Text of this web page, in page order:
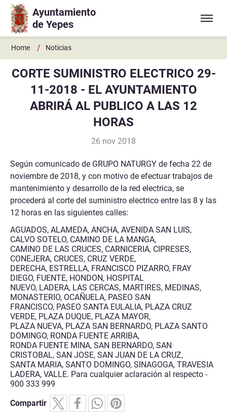
Ir a contenido principal
Ayuntamiento
de Yepes
Home / Noticias
CORTE SUMINISTRO ELECTRICO 29-
11-2018 - EL AYUNTAMIENTO
ABRIRÁ AL PUBLICO A LAS 12
HORAS
26 nov 2018
Según comunicado de GRUPO NATURGY de fecha 22 de
noviembre de 2018, y con motivo de efectuar trabajos de
mantenimiento y desarrollo de la red electrica, se
procederá al corte del suministro electrico entre las 8 y las
12 horas en las siguientes calles:
AGUADOS, ALAMEDA, ANCHA, AVENIDA SAN LUIS,
CALVO SOTELO, CAMINO DE LA MANGA,
CAMINO DE LAS CRUCES, CARNICERIA, CIPRESES,
CONEJERA, CRUCES, CRUZ VERDE,
DERECHA, ESTRELLA, FRANCISCO PIZARRO, FRAY
DIEGO, FUENTE, HONDON, HOSPITAL
NUEVO, LADERA, LAS CERCAS, MARTIRES, MEDINAS,
MONASTERIO, OCAÑUELA, PASEO SAN
FRANCISCO, PASEO SANTA EULALIA, PLAZA CRUZ
VERDE, PLAZA DUQUE, PLAZA MAYOR,
PLAZA NUEVA, PLAZA SAN BERNARDO, PLAZA SANTO
DOMINGO, RONDA FUENTE ARRIBA,
RONDA FUENTE MINA, SAN BERNARDO, SAN
CRISTOBAL, SAN JOSE, SAN JUAN DE LA CRUZ,
SANTA MARIA, SANTO DOMINGO, SINAGOGA, TRAVESIA
LADERA, VALLE. Para cualquier aclaración al respecto -
900 333 999
Compartir